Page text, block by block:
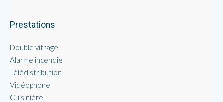
Prestations
Double vitrage
Alarme incendie
Télédistribution
Vidéophone
Cuisinière